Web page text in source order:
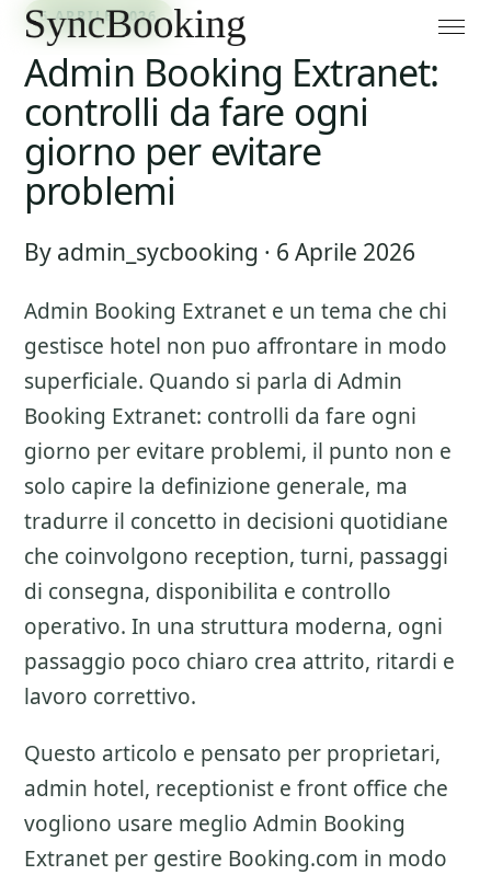
6 APRILE 2026
Admin Booking Extranet:
controlli da fare ogni
giorno per evitare
problemi
By admin_sycbooking · 6 Aprile 2026
Admin Booking Extranet e un tema che chi
gestisce hotel non puo affrontare in modo
superficiale. Quando si parla di Admin
Booking Extranet: controlli da fare ogni
giorno per evitare problemi, il punto non e
solo capire la definizione generale, ma
tradurre il concetto in decisioni quotidiane
che coinvolgono reception, turni, passaggi
di consegna, disponibilita e controllo
operativo. In una struttura moderna, ogni
passaggio poco chiaro crea attrito, ritardi e
lavoro correttivo.
Questo articolo e pensato per proprietari,
admin hotel, receptionist e front office che
vogliono usare meglio Admin Booking
Extranet per gestire Booking.com in modo